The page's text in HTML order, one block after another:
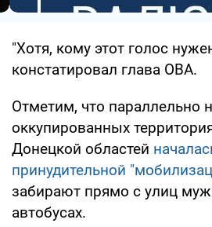
"Хотя, кому этот голос
констатировал глава ОВА.
Отметим, что параллельно
оккупированных
Донецкой областей
принудительной
забирают прямо с улиц
автобусах.